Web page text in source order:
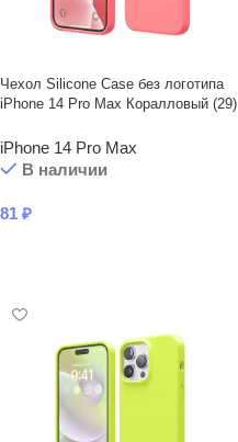
Чехол Silicone Case без логотипа
iPhone 14 Pro Max Коралловый (29)
iPhone 14 Pro Max
В наличии
81 ₽